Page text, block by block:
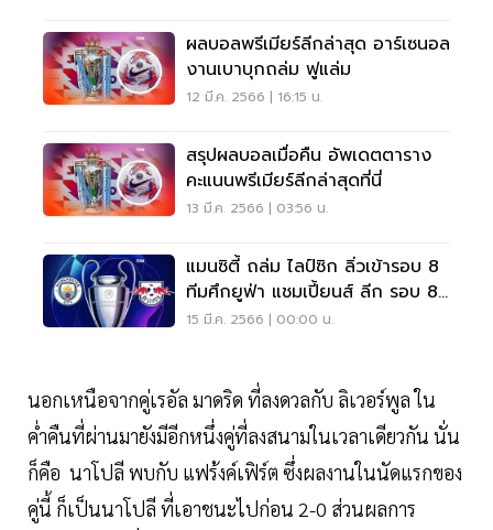
ผลบอลพรีเมียร์ลีกล่าสุด อาร์เซนอล
งานเบาบุกถล่ม ฟูแล่ม
12 มี.ค. 2566 | 16:15 น.
สรุปผลบอลเมื่อคืน อัพเดตตาราง
คะแนนพรีเมียร์ลีกล่าสุดที่นี่
13 มี.ค. 2566 | 03:56 น.
แมนซิตี้ ถล่ม ไลป์ซิก ลิ่วเข้ารอบ 8
ทีมศึกยูฟ่า แชมเปี้ยนส์ ลีก รอบ 8
ทีม
15 มี.ค. 2566 | 00:00 น.
นอกเหนือจากคู่เรอัล มาดริด ที่ลงดวลกับ ลิเวอร์พูล ใน
ค่ำคืนที่ผ่านมายังมีอีกหนึ่งคู่ที่ลงสนามในเวลาเดียวกัน นั่น
ก็คือ นาโปลี พบกับ แฟร้งค์เฟิร์ต ซึ่งผลงานในนัดแรกของ
คู่นี้ ก็เป็นนาโปลี ที่เอาชนะไปก่อน 2-0 ส่วนผลการ